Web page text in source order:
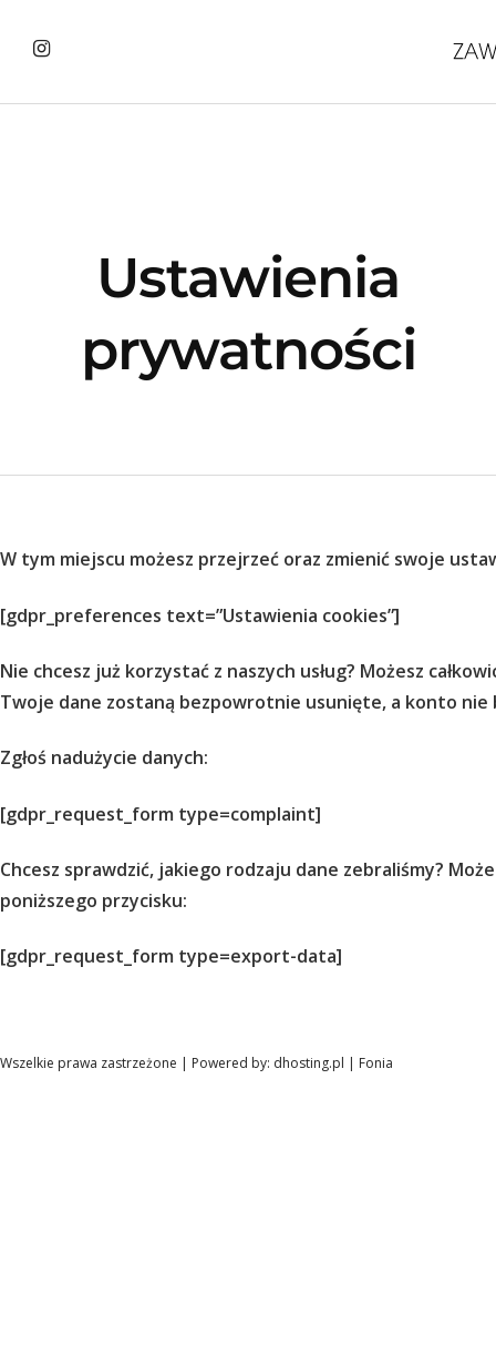
Ustawienia
prywatności
W tym miejscu możesz przejrzeć oraz zmienić swoje
[gdpr_preferences text=”Ustawienia cookies”]
Nie chcesz już korzystać z naszych usług? Możesz
Twoje dane zostaną bezpowrotnie usunięte, a konto nie
Zgłoś nadużycie danych:
[gdpr_request_form type=complaint]
Chcesz sprawdzić, jakiego rodzaju dane zebraliśmy?
poniższego przycisku:
[gdpr_request_form type=export-data]
Wszelkie prawa zastrzeżone | Powered by: dhosting.pl | Fonia